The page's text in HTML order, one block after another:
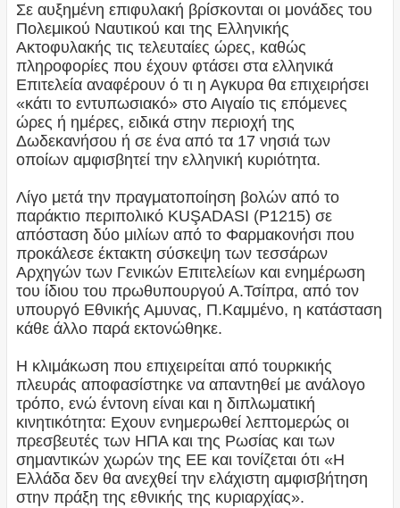
Σε αυξημένη επιφυλακή βρίσκονται οι μονάδες του
Πολεμικού Ναυτικού και της Ελληνικής
Ακτοφυλακής τις τελευταίες ώρες, καθώς
πληροφορίες που έχουν φτάσει στα ελληνικά
Επιτελεία αναφέρουν ό τι η Αγκυρα θα επιχειρήσει
«κάτι το εντυπωσιακό» στο Αιγαίο τις επόμενες
ώρες ή ημέρες, ειδικά στην περιοχή της
Δωδεκανήσου ή σε ένα από τα 17 νησιά των
οποίων αμφισβητεί την ελληνική κυριότητα.
Λίγο μετά την πραγματοποίηση βολών από το
παράκτιο περιπολικό KUŞADASI (P1215) σε
απόσταση δύο μιλίων από το Φαρμακονήσι που
προκάλεσε έκτακτη σύσκεψη των τεσσάρων
Αρχηγών των Γενικών Επιτελείων και ενημέρωση
του ίδιου του πρωθυπουργού Α.Τσίπρα, από τον
υπουργό Εθνικής Αμυνας, Π.Καμμένο, η κατάσταση
κάθε άλλο παρά εκτονώθηκε.
Η κλιμάκωση που επιχειρείται από τουρκικής
πλευράς αποφασίστηκε να απαντηθεί με ανάλογο
τρόπο, ενώ έντονη είναι και η διπλωματική
κινητικότητα: Εχουν ενημερωθεί λεπτομερώς οι
πρεσβευτές των ΗΠΑ και της Ρωσίας και των
σημαντικών χωρών της ΕΕ και τονίζεται ότι «Η
Ελλάδα δεν θα ανεχθεί την ελάχιστη αμφισβήτηση
στην πράξη της εθνικής της κυριαρχίας».